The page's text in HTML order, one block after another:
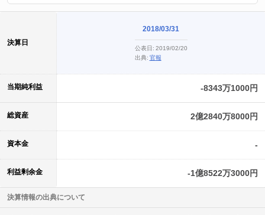
2018/03/31
公表日: 2019/02/20
出典: 官報
-8343万1000円
2億2840万8000円
-
-1億8522万3000円
決算日
当期純利益
総資産
資本金
利益剰余金
決算情報の出典について